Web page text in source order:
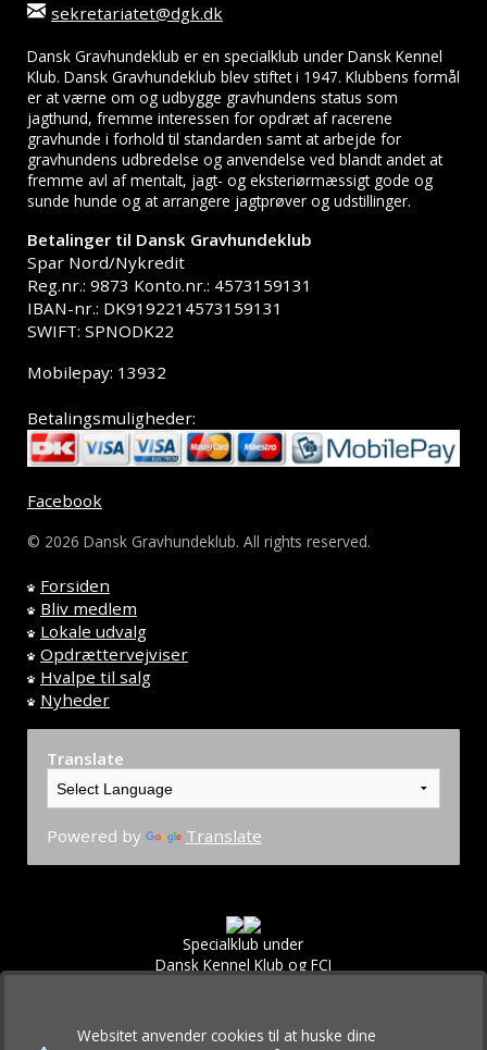
sekretariatet@dgk.dk
Dansk Gravhundeklub er en specialklub under Dansk Kennel
Klub. Dansk Gravhundeklub blev stiftet i 1947. Klubbens formål
er at værne om og udbygge gravhundens status som
jagthund, fremme interessen for opdræt af racerene
gravhunde i forhold til standarden samt at arbejde for
gravhundens udbredelse og anvendelse ved blandt andet at
fremme avl af mentalt, jagt- og eksteriørmæssigt gode og
sunde hunde og at arrangere jagtprøver og udstillinger.
Betalinger til Dansk Gravhundeklub
Spar Nord/Nykredit
Reg.nr.: 9873 Konto.nr.: 4573159131
IBAN-nr.: DK9192214573159131
SWIFT: SPNODK22
Mobilepay: 13932
Betalingsmuligheder:
Facebook
© 2026 Dansk Gravhundeklub. All rights reserved.
Forsiden
Bliv medlem
Lokale udvalg
Opdrættervejviser
Hvalpe til salg
Nyheder
Translate
Powered by Translate
Specialklub under
Dansk Kennel Klub og FCI
Websitet anvender cookies til at huske dine